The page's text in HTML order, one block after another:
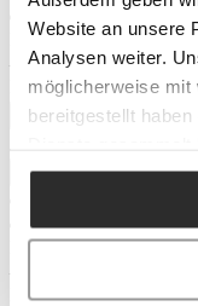
Website an unsere
Analysen weiter.
möglicherweise mit
bereitgestellt
akzeptieren / etc.]“
Weitergabe über
Partner, die
Deutschland), die
Minimum
cm
Maximum
cm
Largeur
Minimum
cm
Maximum
cm